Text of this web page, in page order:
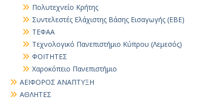
Πολυτεχνείο Κρήτης
Συντελεστές Ελάχιστης Βάσης Εισαγωγής (ΕΒΕ)
ΤΕΦΑΑ
Τεχνολογικό Πανεπιστήμιο Κύπρου (Λεμεσός)
ΦΟΙΤΗΤΕΣ
Χαροκόπειο Πανεπιστήμιο
ΑΕΙΦΟΡΟΣ ΑΝΑΠΤΥΞΗ
ΑΘΛΗΤΕΣ